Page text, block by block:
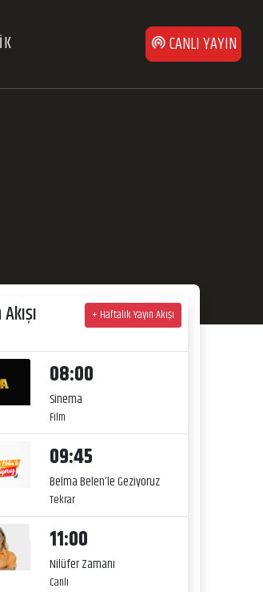
CANLI YAYIN
+ Haftalık Yayın Akışı
08:00
Sinema
Film
09:45
Belma Belen’le Geziyoruz
Tekrar
11:00
Nilüfer Zamanı
Canlı